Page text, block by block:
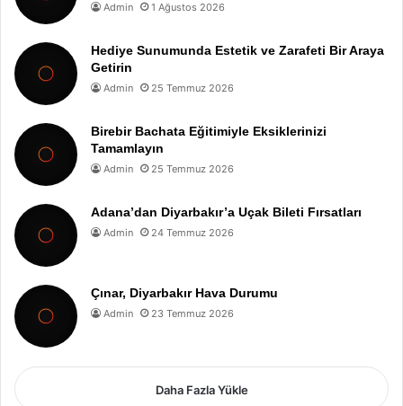
Admin 1 Ağustos 2026
Hediye Sunumunda Estetik ve Zarafeti Bir Araya
Getirin
Admin 25 Temmuz 2026
Birebir Bachata Eğitimiyle Eksiklerinizi
Tamamlayın
Admin 25 Temmuz 2026
Adana’dan Diyarbakır’a Uçak Bileti Fırsatları
Admin 24 Temmuz 2026
Çınar, Diyarbakır Hava Durumu
Admin 23 Temmuz 2026
Daha Fazla Yükle